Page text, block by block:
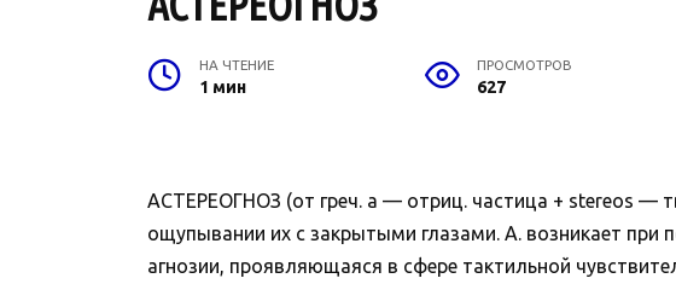
НА ЧТЕНИЕ
1 мин
ПРОСМОТРОВ
627
АСТЕРЕОГНОЗ (от греч. а — отриц. частица + stereos —
ощупывании их с закрытыми глазами. А. возникает
агнозии, проявляющаяся в сфере тактильной